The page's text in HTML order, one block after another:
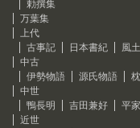
勅撰集
万葉集
上代
古事記
日本書紀
風
中古
伊勢物語
源氏物語
中世
鴨長明
吉田兼好 平
近世